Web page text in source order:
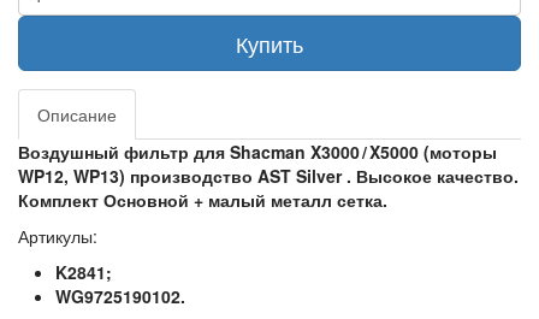
Купить
Описание
Воздушный фильтр для Shacman X3000 / X5000 (моторы
WP12, WP13) производство AST Silver . Высокое качество.
Комплект Основной + малый металл сетка.
Артикулы:
K2841;
WG9725190102.